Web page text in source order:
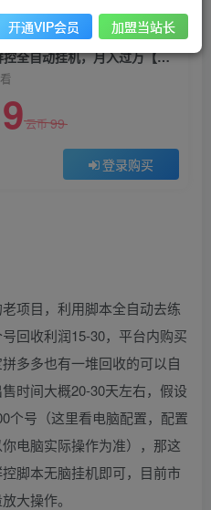
（5396期）最新捕鱼大作战群控全自动挂机，月入过万【群控脚本+详细教程】
云币99
登录购买
项目，利用脚本全自动去练
回收利润15-30，平台内购买
多多也有一堆回收的可以自
时间大概20-30天左右，假设
个号（这里看电脑配置，配置
电脑实际操作为准），那这
脚本无脑挂机即可，目前市
大操作。
开通VIP会员 加盟当站长